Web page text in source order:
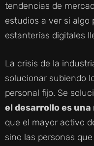
tendencias de
estudios a ver si algo
estanterías digitales
La crisis de la
solucionar subiendo
personal fijo. Se
el desarrollo es
que el mayor activo
sino las personas